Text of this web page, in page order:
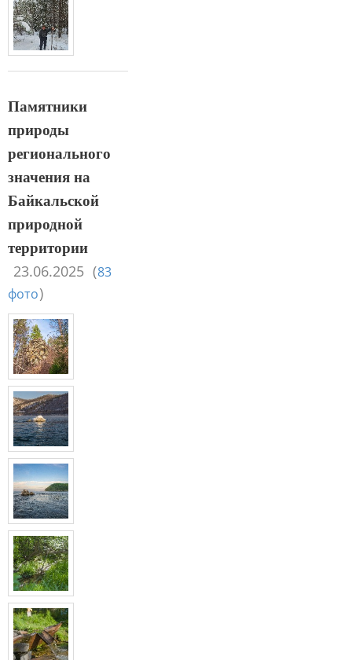
Памятники
природы
регионального
значения на
Байкальской
природной
территории
23.06.2025 (83
фото)